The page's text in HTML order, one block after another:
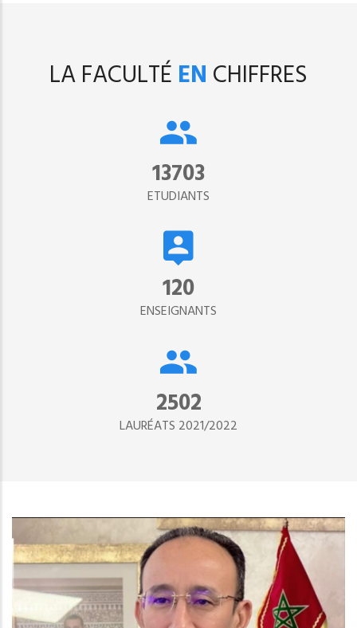
LA FACULTÉ EN CHIFFRES
15302
ETUDIANTS
134
ENSEIGNANTS
2890
LAURÉATS 2021/2022